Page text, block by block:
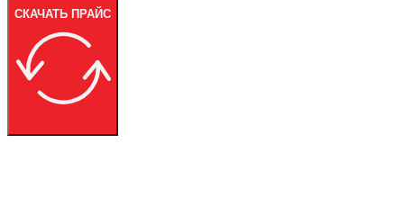
СКАЧАТЬ ПРАЙС